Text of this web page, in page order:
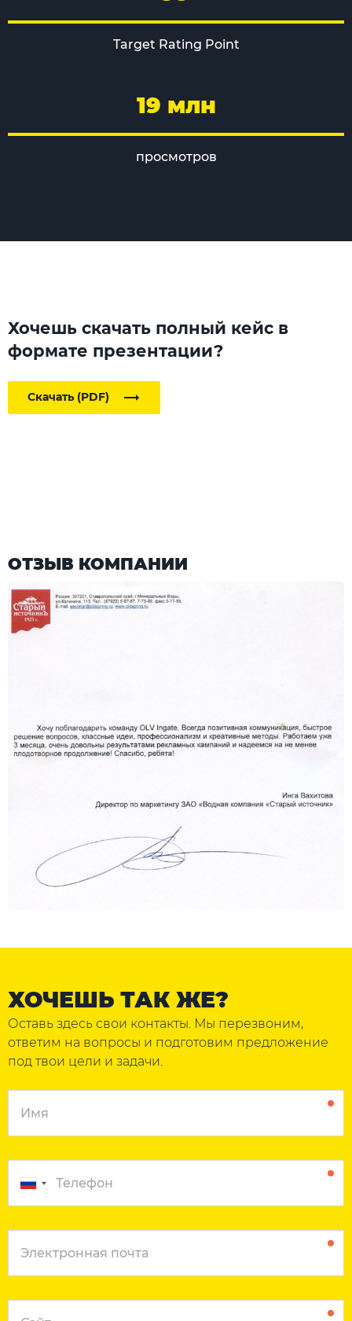
Target Rating Point
19 млн
просмотров
Хочешь скачать полный кейс в
формате презентации?
Скачать (PDF)
ОТЗЫВ КОМПАНИИ
ХОЧЕШЬ ТАК ЖЕ?
Оставь здесь свои контакты. Мы перезвоним,
ответим на вопросы и подготовим предложение
под твои цели и задачи.